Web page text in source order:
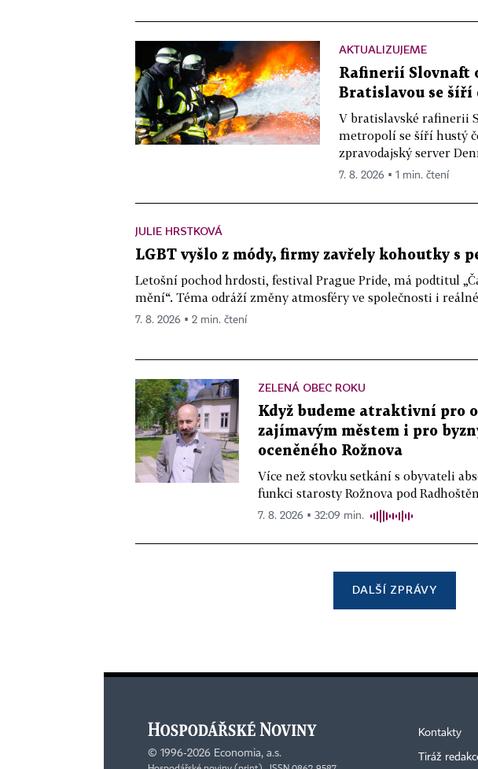
AKTUALIZUJEME
Rafinerií Slovnaft
Bratislavou se šíří
V bratislavské rafinerii
metropolí se šíří hustý
zpravodajský server
7. 8. 2026 ▪ 1 min. čtení
JULIE HRSTKOVÁ
LGBT vyšlo z módy, firmy zavřely kohoutky s
Letošní pochod hrdosti, festival Prague Pride, má podtitul
mění“. Téma odráží změny atmosféry ve společnosti i
7. 8. 2026 ▪ 2 min. čtení
ZELENÁ OBEC ROKU
Když budeme atraktivní pro
zajímavým městem i pro
oceněného Rožnova
Více než stovku setkání s obyvateli
funkci starosty Rožnova pod
7. 8. 2026 ▪ 32:09 min.
DALŠÍ ZPRÁVY
© 1996-2026 Economia, a.s.
Kontakty
Tiráž